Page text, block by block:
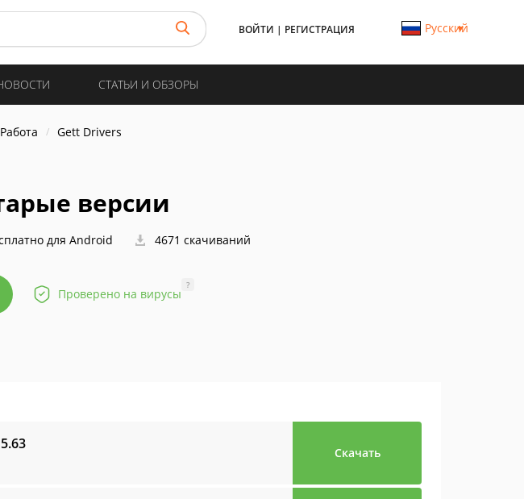
ВОЙТИ | РЕГИСТРАЦИЯ Русский
СТАТЬИ И ОБЗОРЫ
Работа Gett Drivers
версии
для Android 4671 скачиваний
Проверено на вирусы
?
Скачать